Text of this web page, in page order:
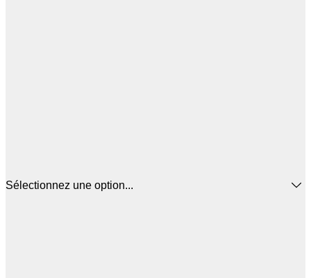
Sélectionnez une option...